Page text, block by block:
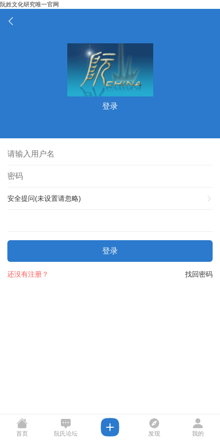
阮姓文化研究唯一官网
登录
安全提问(未设置请忽略)
登录
找回密码
还没有注册？
首页 阮氏论坛 发现 我的